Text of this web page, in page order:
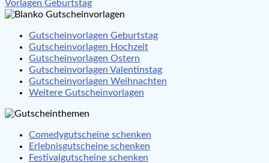
Beitragsnavigation
Vorlagen Geburtstag
Gutscheinvorlagen Geburtstag
Gutscheinvorlagen Hochzeit
Gutscheinvorlagen Ostern
Gutscheinvorlagen Valentinstag
Gutscheinvorlagen Weihnachten
Weitere Gutscheinvorlagen
Comedygutscheine schenken
Erlebnisgutscheine schenken
Festivalgutscheine schenken